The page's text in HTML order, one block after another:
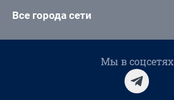
Все города сети
Мы в соцсетях